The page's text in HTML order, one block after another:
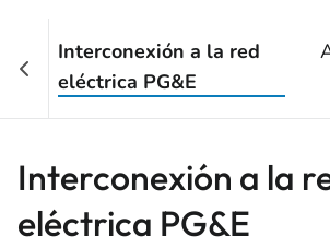
Interconexión a la red
eléctrica PG&E
Interconexión a la
eléctrica PG&E